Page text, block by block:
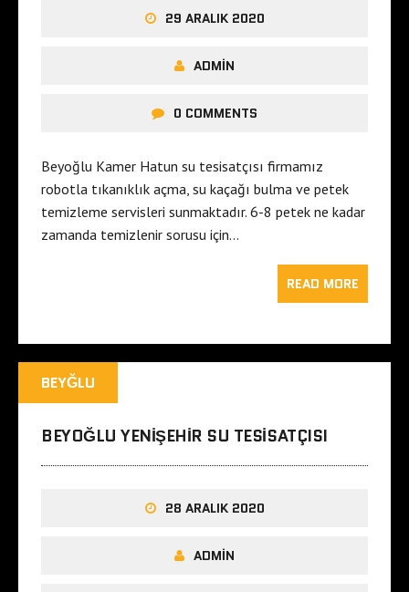
29 ARALIK 2020
ADMIN
0 COMMENTS
Beyoğlu Kamer Hatun su tesisatçısı firmamız
robotla tıkanıklık açma, su kaçağı bulma ve petek
temizleme servisleri sunmaktadır. 6-8 petek ne kadar
zamanda temizlenir sorusu için…
READ MORE
BEYĞLU
BEYOĞLU YENIŞEHIR SU TESISATÇISI
28 ARALIK 2020
ADMIN